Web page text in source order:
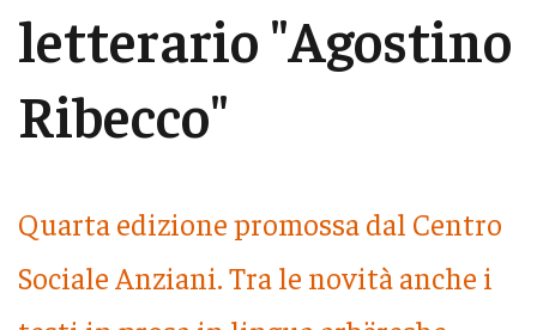
letterario "Agostino
Ribecco"
Quarta edizione promossa dal Centro
Sociale Anziani. Tra le novità anche i